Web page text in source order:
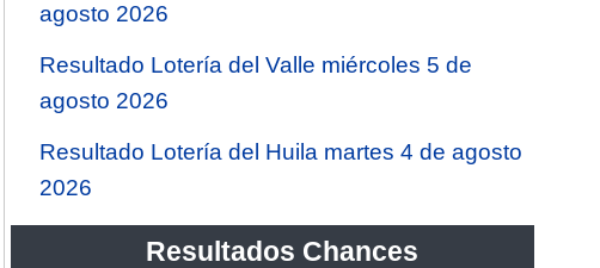
agosto 2026
Resultado Lotería del Valle miércoles 5 de
agosto 2026
Resultado Lotería del Huila martes 4 de agosto
2026
Resultados Chances